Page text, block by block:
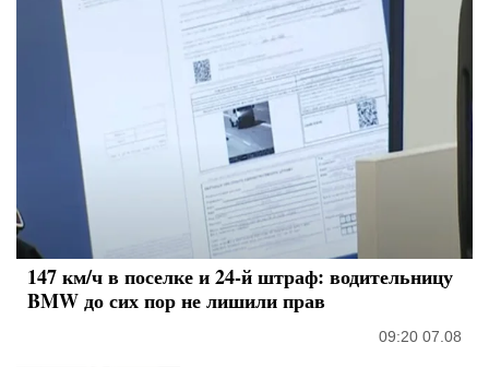
147 км/ч в поселке и 24-й штраф: водительницу
BMW до сих пор не лишили прав
09:20 07.08